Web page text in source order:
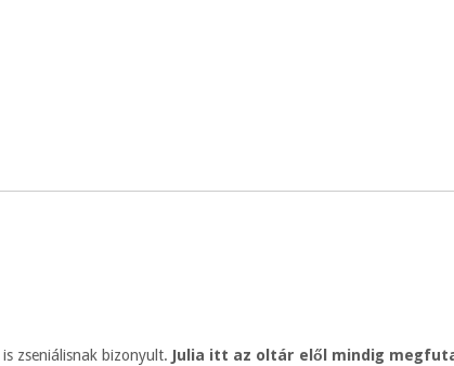
zseniálisnak bizonyult. Julia itt az oltár elől mindig